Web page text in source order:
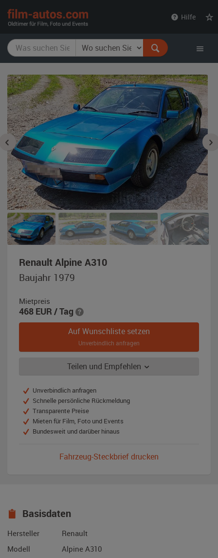
Hilfe
Renault Alpine A310,
Baujahr 1979
Mietpreis
468 EUR / Tag
Auf Wunschliste setzen
Unverbindlich anfragen
Teilen und Empfehlen
Unverbindlich anfragen
Schnelle persönliche Rückmeldung
Transparente Preise
Mieten für Film, Foto und Events
Bundesweit und darüber hinaus
Fahrzeug-Steckbrief drucken
Basisdaten
Hersteller
Renault
Modell
Alpine A310